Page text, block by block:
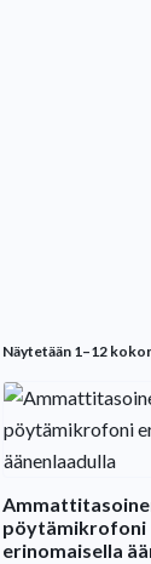
Näytetään 1–12
pöytämikrofoni
erinomaisella